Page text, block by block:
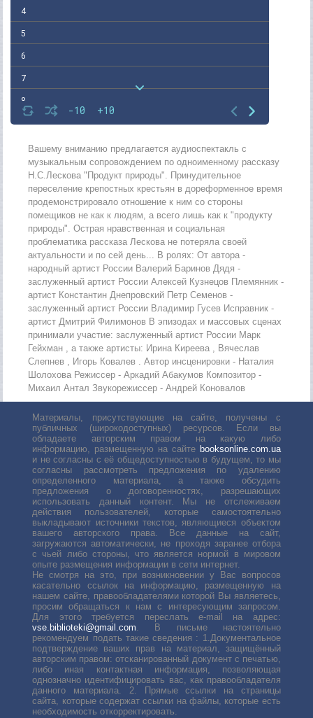
-10 +10
4
5
6
7
8
9
10
11
12
Вашему вниманию предлагается аудиоспектакль с
музыкальным сопровождением по одноименному рассказу
Н.С.Лескова "Продукт природы". Принудительное
переселение крепостных крестьян в дореформенное время
продемонстрировало отношение к ним со стороны
помещиков не как к людям, а всего лишь как к "продукту
природы". Острая нравственная и социальная
проблематика рассказа Лескова не потеряла своей
актуальности и по сей день... В ролях: От автора -
народный артист России Валерий Баринов Дядя -
заслуженный артист России Алексей Кузнецов Племянник -
артист Константин Днепровский Петр Семенов -
заслуженный артист России Владимир Гусев Исправник -
артист Дмитрий Филимонов В эпизодах и массовых сценах
принимали участие: заслуженный артист России Марк
Гейхман , а также артисты: Ирина Киреева , Вячеслав
Слепнев , Игорь Ковалев . Автор инсценировки - Наталия
Шолохова Режиссер - Аркадий Абакумов Композитор -
Михаил Антал Звукорежиссер - Андрей Коновалов
Материалы, присутствующие на сайте, получены с
публичных (широкодоступных) ресурсов. Если вы
обладаете авторским правом на какую либо
информацию, размещенную на сайте booksonline.com.ua
и не согласны с её общедоступностью в будущем, то мы
согласны рассмотреть предложения по удалению
определенного материала, а также обсудить
предложения о договоренностях, разрешающих
использовать данный контент. Мы не отслеживаем
действия пользователей, которые самостоятельно
выкладывают источники текстов, являющиеся объектом
вашего авторского права. Все данные на сайт,
загружаются автоматически, не проходя заранее отбора
с чьей либо стороны, что является нормой в мировом
опыте размещения информации в сети интернет.
Не смотря на это, при возникновении у Вас вопросов
касательно ссылок на информацию, размещенную на
нашем сайте, правообладателями которой Вы являетесь,
просим обращаться к нам с интересующим запросом.
Для этого требуется переслать е-mail на адрес:
vse.biblioteki@gmail.com. В письме настоятельно
рекомендуем подать такие сведения : 1.Документальное
подтверждение ваших прав на материал, защищённый
авторским правом: отсканированный документ с печатью,
либо иная контактная информация, позволяющая
однозначно идентифицировать вас, как правообладателя
данного материала. 2. Прямые ссылки на страницы
сайта, которые содержат ссылки на файлы, которые есть
необходимость откорректировать.